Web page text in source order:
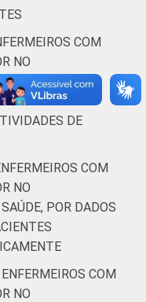
COM
NO
POR
COMPUTADOR
DE
COM
NO
POR DADOS
COM
NO